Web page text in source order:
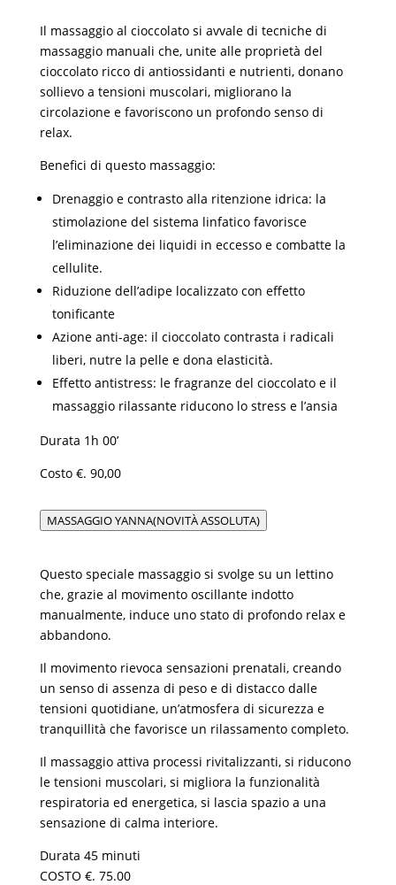
Il massaggio al cioccolato si avvale di tecniche di
massaggio manuali che, unite alle proprietà del
cioccolato ricco di antiossidanti e nutrienti, donano
sollievo a tensioni muscolari, migliorano la
circolazione e favoriscono un profondo senso di
relax.
Benefici di questo massaggio:
Drenaggio e contrasto alla ritenzione idrica: la
stimolazione del sistema linfatico favorisce
l’eliminazione dei liquidi in eccesso e combatte la
cellulite.
Riduzione dell’adipe localizzato con effetto
tonificante
Azione anti-age: il cioccolato contrasta i radicali
liberi, nutre la pelle e dona elasticità.
Effetto antistress: le fragranze del cioccolato e il
massaggio rilassante riducono lo stress e l’ansia
Durata 1h 00’
Costo €. 90,00
MASSAGGIO YANNA(NOVITÀ ASSOLUTA)
Questo speciale massaggio si svolge su un lettino
che, grazie al movimento oscillante indotto
manualmente, induce uno stato di profondo relax e
abbandono.
Il movimento rievoca sensazioni prenatali, creando
un senso di assenza di peso e di distacco dalle
tensioni quotidiane, un’atmosfera di sicurezza e
tranquillità che favorisce un rilassamento completo.
Il massaggio attiva processi rivitalizzanti, si riducono
le tensioni muscolari, si migliora la funzionalità
respiratoria ed energetica, si lascia spazio a una
sensazione di calma interiore.
Durata 45 minuti
COSTO €. 75.00